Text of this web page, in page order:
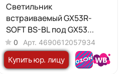
Светильник
встраиваемый GX53R-
SOFT BS-BL под GX53
дымчатый плафон,
110х53мм черный IN HOME
0 Арт. 4690612057934
Купить юр. лицу